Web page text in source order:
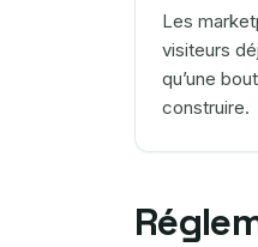
Les
visiteurs
qu’une
construire.